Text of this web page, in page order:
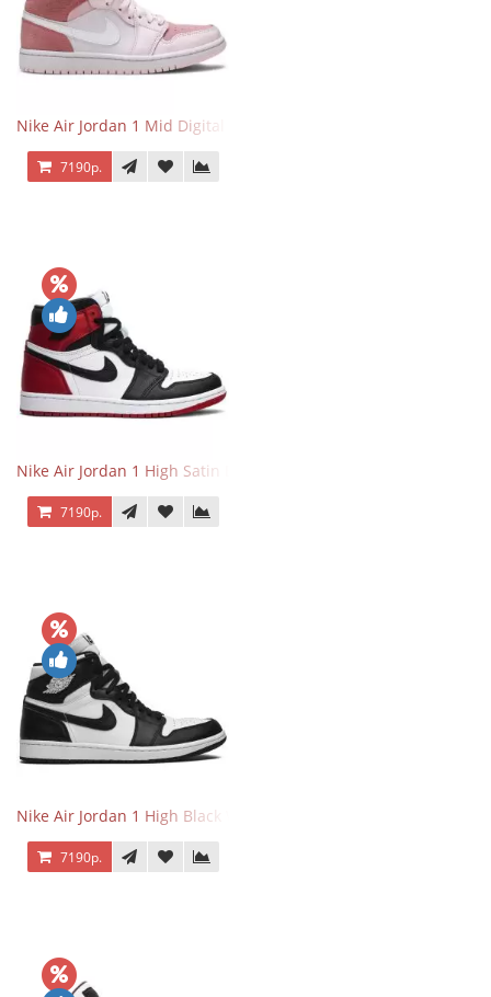
Nike Air Jordan 1 Mid Digital Pink
7190р.
Nike Air Jordan 1 High Satin Black Toe
7190р.
Nike Air Jordan 1 High Black White
7190р.